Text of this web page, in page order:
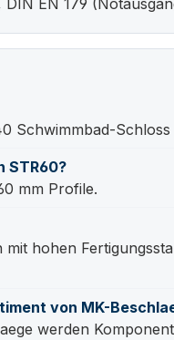
Schwimmbad-
STR60?
mm Profile.
hohen
von MK-
werden